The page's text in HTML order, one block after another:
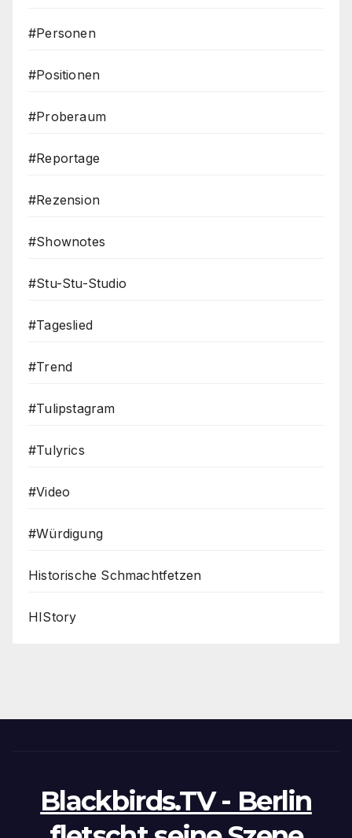
#Personen
#Positionen
#Proberaum
#Reportage
#Rezension
#Shownotes
#Stu-Stu-Studio
#Tageslied
#Trend
#Tulipstagram
#Tulyrics
#Video
#Würdigung
Historische Schmachtfetzen
HIStory
Blackbirds.TV - Berlin